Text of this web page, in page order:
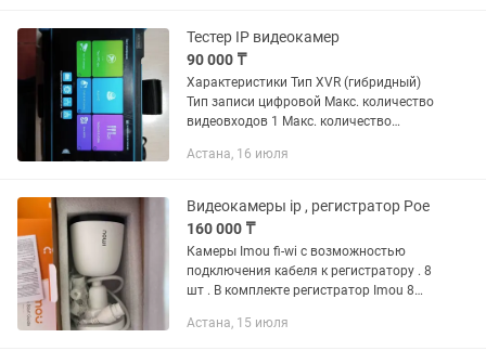
Тестер IP видеокамер
90 000 ₸
Характеристики Тип XVR (гибридный)
Тип записи цифровой Макс. количество
видеовходов 1 Макс. количество
объем памяти жесткого диска
Астана, 16 июля
Видеокамеры ip , регистратор Poe
160 000 ₸
Камеры Imou fi-wi с возможностью
подключения кабеля к регистратору . 8
шт . В комплекте регистратор Imou 8
диском. Четкое изображение камер со
Астана, 15 июля